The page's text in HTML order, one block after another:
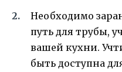
Необходимо
путь для трубы,
вашей кухни.
быть доступна